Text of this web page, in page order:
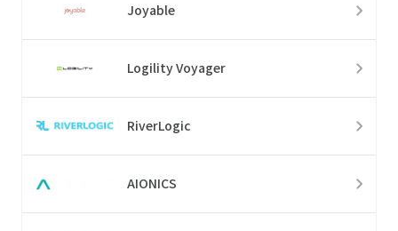
Joyable
Logility Voyager
RiverLogic
AIONICS